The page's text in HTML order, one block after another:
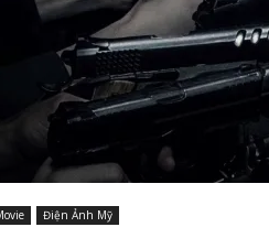
Điện Ảnh Mỹ